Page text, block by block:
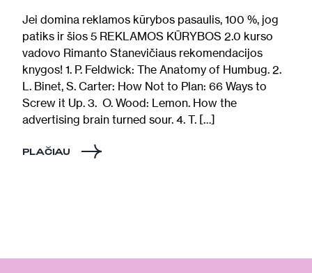
Jei domina reklamos kūrybos pasaulis, 100 %, jog
patiks ir šios 5 REKLAMOS KŪRYBOS 2.0 kurso
vadovo Rimanto Stanevičiaus rekomendacijos
knygos! 1. P. Feldwick: The Anatomy of Humbug. 2.
L. Binet, S. Carter: How Not to Plan: 66 Ways to
Screw it Up. 3. O. Wood: Lemon. How the
advertising brain turned sour. 4. T. […]
PLAČIAU